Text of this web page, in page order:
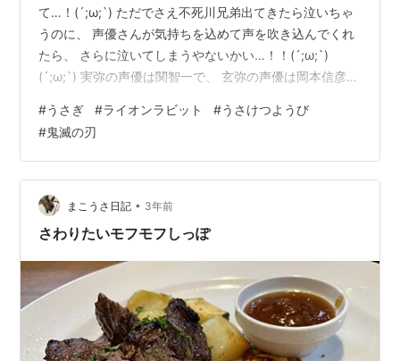
て…！(´;ω;`) ただでさえ不死川兄弟出てきたら泣いちゃ
うのに、 声優さんが気持ちを込めて声を吹き込んでくれ
たら、 さらに泣いてしまうやないかい…！！(´;ω;`)
(´;ω;`) 実弥の声優は関智一で、 玄弥の声優は岡本信彦。
もやるとは思ってなかった…！ まぁ関さんはスネ夫やっ
てるからまだわかるけど、 岡本さんは…あんな可愛らし
い声が出るとは！笑 ほんと声優さんってすごいわー！！
マジで！！ 玄弥の「兄ちゃん…」って声を聞くだけで、
私の涙腺は崩壊するのよー(´;ω;`) そんでうわぁ…
#うさぎ #ライオンラビット #うさけつようび
#鬼滅の刃
まこうさ日記 • 3年前
さわりたいモフモフしっぽ